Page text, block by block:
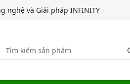
nghệ và Giải pháp INFINITY